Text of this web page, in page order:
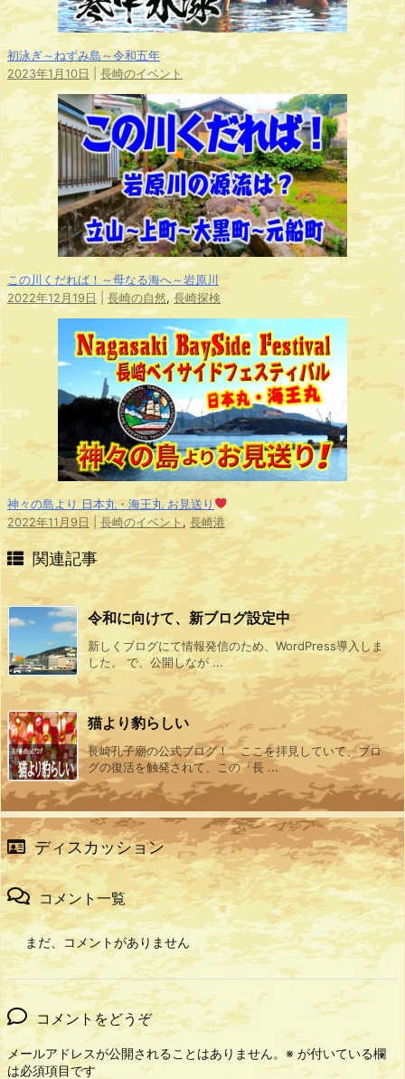
初泳ぎ～ねずみ島～令和五年
2023年1月10日 長崎のイベント
この川くだれば！～母なる海へ～岩原川
2022年12月19日 長崎の自然,長崎探検
神々の島より 日本丸・海王丸 お見送り
2022年11月9日 長崎のイベント , 長崎港
関連記事
令和に向けて、新ブログ設定中
新しくブログにて情報発信のため、WordPress導入しま
した。 で、公開しなが ...
猫より豹らしい
長崎孔子廟の公式ブログ！ ここを拝見していて、ブロ
グの復活を触発されて、この『長 ...
ディスカッション
コメント一覧
まだ、コメントがありません
コメントをどうぞ
メールアドレスが公開されることはありません。 ※ が付いている欄
は必須項目です